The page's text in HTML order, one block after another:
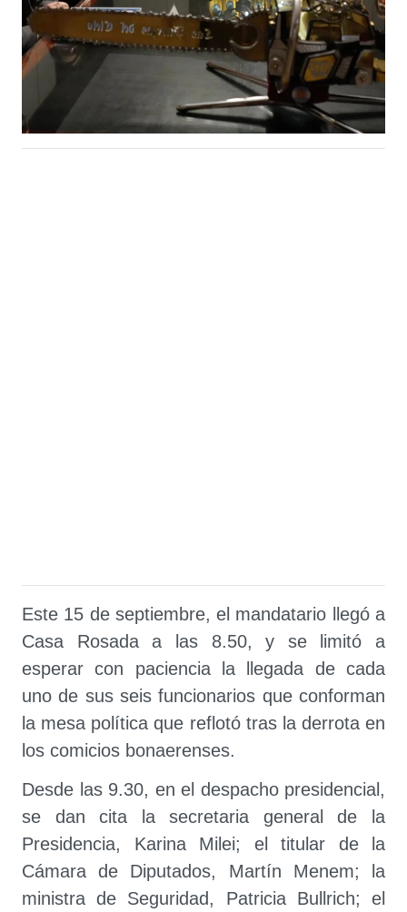
Este 15 de septiembre, el mandatario llegó a
Casa Rosada a las 8.50, y se limitó a
esperar con paciencia la llegada de cada
uno de sus seis funcionarios que conforman
la mesa política que reflotó tras la derrota en
los comicios bonaerenses.
Desde las 9.30, en el despacho presidencial,
se dan cita la secretaria general de la
Presidencia, Karina Milei; el titular de la
Cámara de Diputados, Martín Menem; la
ministra de Seguridad, Patricia Bullrich; el